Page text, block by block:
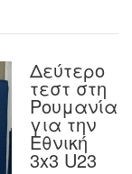
Δεύτερο
τεστ στη
Ρουμανία
για την
Εθνική
3x3 U23